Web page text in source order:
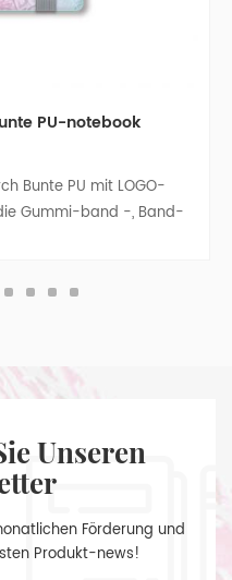
PU-notebook
Bunte PU mit LOGO-
Gummi-band -, Band-
Förderung und
Produkt-news!